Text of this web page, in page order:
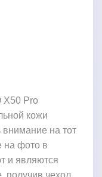
X50 Pro
кожи
на тот
на фото в
и являются
получив чехол